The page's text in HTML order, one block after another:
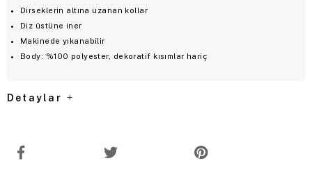
Dirseklerin altına uzanan kollar
Diz üstüne iner
Makinede yıkanabilir
Body: %100 polyester, dekoratif kısımlar hariç
Detaylar